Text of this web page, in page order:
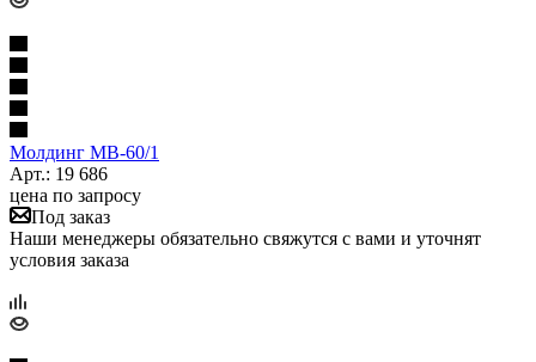
Молдинг МВ-60/1
Арт.: 19 686
цена по запросу
Под заказ
Наши менеджеры обязательно свяжутся с вами и уточнят
условия заказа